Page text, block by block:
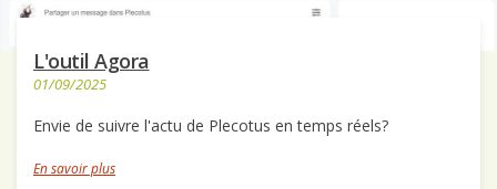
L'outil Agora
01/09/2025
Envie de suivre l'actu de Plecotus en temps réels?
En savoir plus